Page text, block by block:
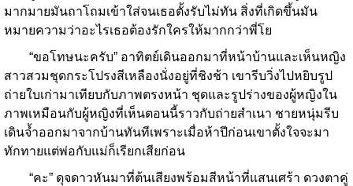
มากมายมันถาโถมเข้าใส่จนเธอตั้งรับไม่ทัน สิ่งที่เกิดขึ้นมัน
หมายความว่าอะไรเธอต้องรักใครให้มากกว่าพี่โย
“ขอโทษนะครับ” อาทิตย์เดินออกมาที่หน้าบ้านและเห็นหญิง
สาวสวมชุดกระโปรงสีเหลืองนั่งอยู่ที่ชิงช้า เขารีบวิ่งไปหยิบรูป
ถ่ายใบเก่ามาเทียบกับภาพตรงหน้า ชุดและรูปร่างของผู้หญิงใน
ภาพเหมือนกับผู้หญิงที่เห็นตอนนี้ราวกับถ่ายสำเนา ชายหนุ่มรีบ
เดินจ้ำออกมาจากบ้านทันทีเพราะเมื่อห้าปีก่อนเขาตั้งใจจะมา
ทักทายแต่พ่อกับแม่ก็เรียกเสียก่อน
“คะ” ดุจดาวหันมาที่ต้นเสียงพร้อมสีหน้าที่แสนเศร้า ดวงตาคู่